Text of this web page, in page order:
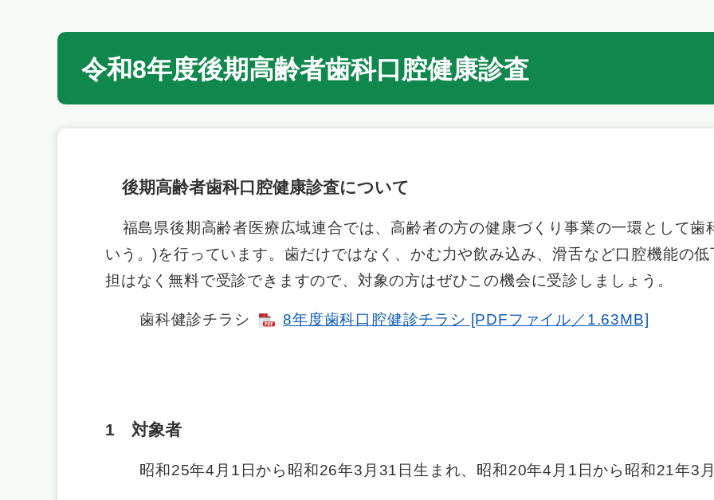
文
令和8年度後期高齢者歯科口腔健康診査
後期高齢者歯科口腔健康診査について
福島県後期高齢者医療広域連合では、高齢者の方の健康づくり事業の一環として歯
いう。)を行っています。歯だけではなく、かむ力や飲み込み、滑舌など口腔機能の
担はなく無料で受診できますので、対象の方はぜひこの機会に受診しましょう。
歯科健診チラシ 8年度歯科口腔健診チラシ [PDFファイル／1.63MB]
1 対象者
昭和25年4月1日から昭和26年3月31日生まれ、昭和20年4月1日から昭和21年3